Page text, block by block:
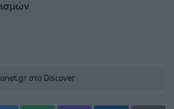
στο Discover